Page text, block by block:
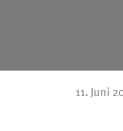
11. Juni